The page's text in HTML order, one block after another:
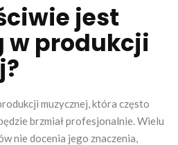
jest
w produkcji
muzycznej, która często
brzmiał profesjonalnie. Wielu
nie docenia jego znaczenia,